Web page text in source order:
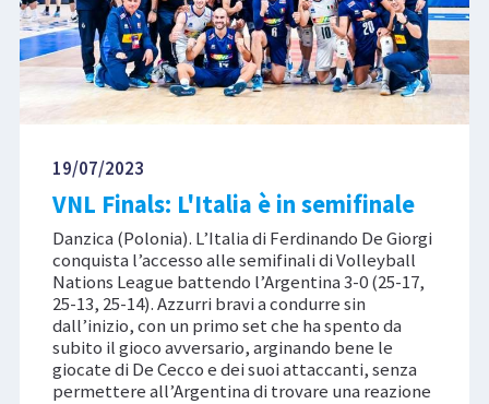
19/07/2023
VNL Finals: L'Italia è in semifinale
Danzica (Polonia). L’Italia di Ferdinando De Giorgi
conquista l’accesso alle semifinali di Volleyball
Nations League battendo l’Argentina 3-0 (25-17,
25-13, 25-14). Azzurri bravi a condurre sin
dall’inizio, con un primo set che ha spento da
subito il gioco avversario, arginando bene le
giocate di De Cecco e dei suoi attaccanti, senza
permettere all’Argentina di trovare una reazione